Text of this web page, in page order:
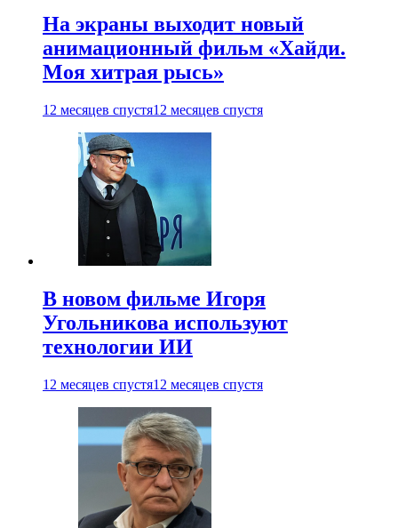
На экраны выходит новый
анимационный фильм «Хайди.
Моя хитрая рысь»
12 месяцев спустя12 месяцев спустя
В новом фильме Игоря
Угольникова используют
технологии ИИ
12 месяцев спустя12 месяцев спустя